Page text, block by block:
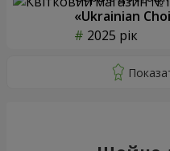
«Ukrainian
2025 рік